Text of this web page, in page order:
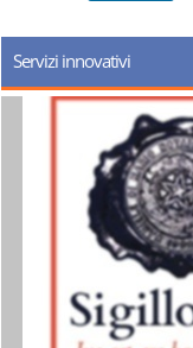
Servizi innovativi